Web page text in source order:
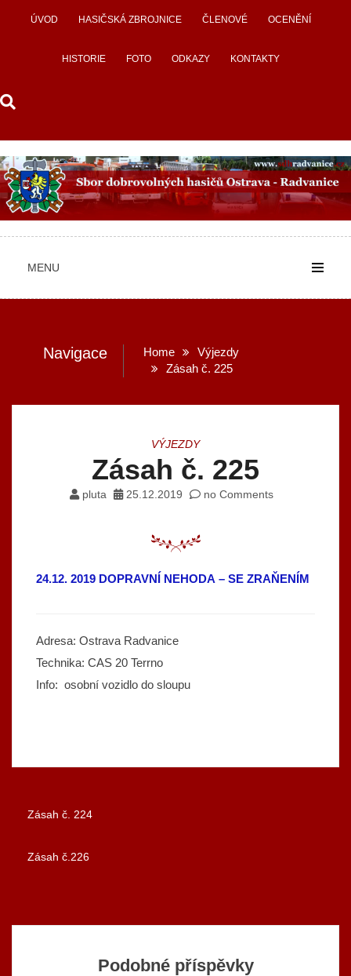
ÚVOD HASIČSKÁ ZBROJNICE ČLENOVÉ OCENĚNÍ
HISTORIE FOTO ODKAZY KONTAKTY
MENU
Navigace Home
Výjezdy
Zásah č. 225
VÝJEZDY
Zásah č. 225
pluta 25.12.2019 no Comments
24.12. 2019 DOPRAVNÍ NEHODA – SE ZRAŇENÍM
Adresa: Ostrava Radvanice
Technika: CAS 20 Terrno
Info: osobní vozidlo do sloupu
Zásah č. 224
Zásah č.226
Podobné příspěvky